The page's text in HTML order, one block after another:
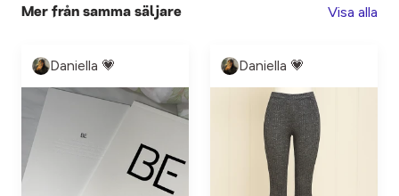
Mer från samma säljare Visa alla
Daniella 💗 Daniella 💗